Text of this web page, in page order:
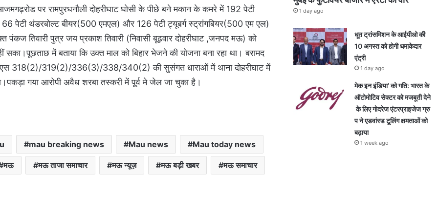
पर रामपुरधनौली दोहरीघाट घोसी के पीछे बने मकान के कमरे में 192 पेटी
66 पेटी थंडरबोल्ट बीयर(500 एमएल) और 126 पेटी ट्यूबर्ग स्ट्रांगबियर(500 एम एल)
तिवारी पुत्र जय प्रकाश तिवारी (निवासी बूढ़वार दोहरीघाट ,जनपद मऊ) को
में बताया कि उक्त माल को बिहार भेजने की योजना बना रहा था। बरामद
318(2)/319(2)/336(3)/338/340(2) की सुसंगत धाराओं में थाना दोहरीघाट में
गया आरोपी अवैध शरबा तस्करी में पूर्व मे जेल जा चुका है।
mau breaking news Mau news Mau today news
मऊ मऊ ताजा समाचार मऊ न्यूज़ मऊ बड़ी खबर मऊ समाचार
1 day ago
धूत ट्रांसमिशन के आईपीओ की
10 अगस्त को होगी धमाकेदार
एंट्री
1 day ago
मेक इन इंडिया’ को गति: भारत के
ऑटोमोटिव सेक्टर को मजबूती देने
के लिए गोदरेज एंटरप्राइजेज ग्रु
प ने एडवांस्ड टूलिंग क्षमताओं को
बढ़ाया
1 week ago